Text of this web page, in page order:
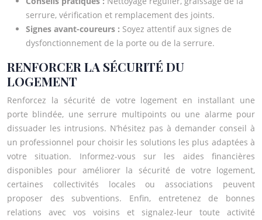
serrure, vérification et remplacement des joints.
Signes avant-coureurs : Soyez attentif aux signes de
dysfonctionnement de la porte ou de la serrure.
RENFORCER LA SÉCURITÉ DU
LOGEMENT
Renforcez la sécurité de votre logement en installant une
porte blindée, une serrure multipoints ou une alarme pour
dissuader les intrusions. N’hésitez pas à demander conseil à
un professionnel pour choisir les solutions les plus adaptées à
votre situation. Informez-vous sur les aides financières
disponibles pour améliorer la sécurité de votre logement,
certaines collectivités locales ou associations peuvent
proposer des subventions. Enfin, entretenez de bonnes
relations avec vos voisins et signalez-leur toute activité